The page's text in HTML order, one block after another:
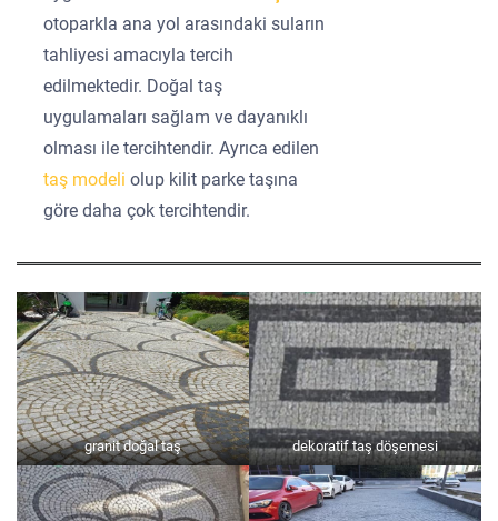
otoparkla ana yol arasındaki suların
tahliyesi amacıyla tercih
edilmektedir. Doğal taş
uygulamaları sağlam ve dayanıklı
olması ile tercihtendir. Ayrıca edilen
taş modeliolup kilit parke taşına
göre daha çok tercihtendir.
granit doğal taş dekoratif taş döşemesi